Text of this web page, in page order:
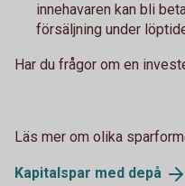
innehavaren kan bli
försäljning under
Har du frågor om en
Läs mer om olika
Kapitalspar med depå